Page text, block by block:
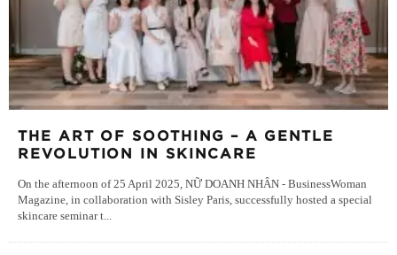
THE ART OF SOOTHING – A GENTLE
REVOLUTION IN SKINCARE
On the afternoon of 25 April 2025, NỮ DOANH NHÂN - BusinessWoman
Magazine, in collaboration with Sisley Paris, successfully hosted a special
skincare seminar t...